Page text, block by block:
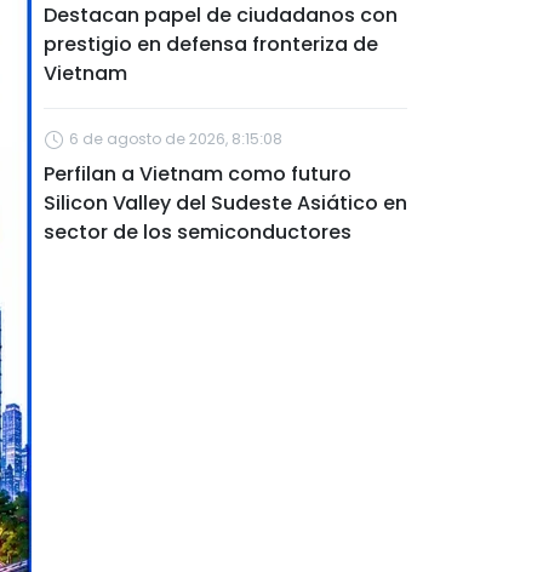
Destacan papel de ciudadanos con
prestigio en defensa fronteriza de
Vietnam
6 de agosto de 2026, 8:15:08
Perfilan a Vietnam como futuro
Silicon Valley del Sudeste Asiático en
sector de los semiconductores